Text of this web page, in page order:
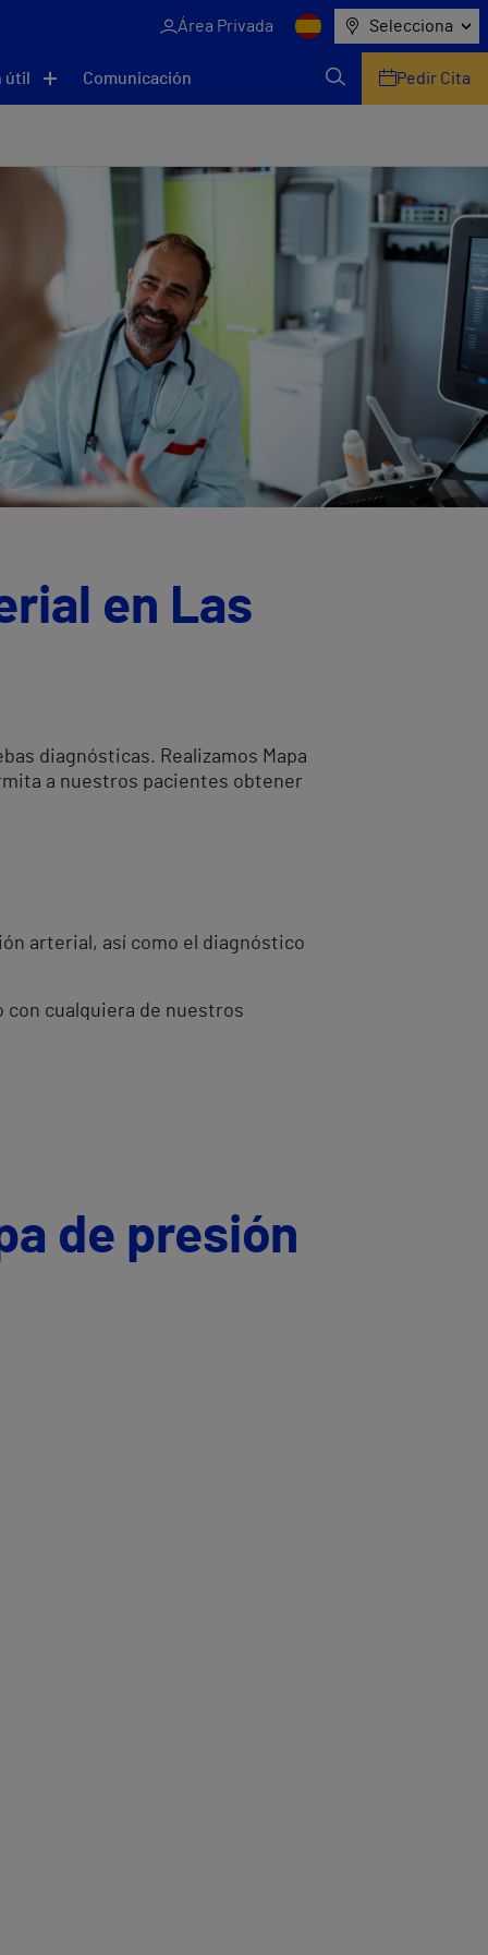
Área Privada Selecciona
útil Comunicación Pedir Cita
en Las
diagnósticas. Realizamos Mapa
a nuestros pacientes obtener
arterial, así como el diagnóstico
con cualquiera de nuestros
de presión